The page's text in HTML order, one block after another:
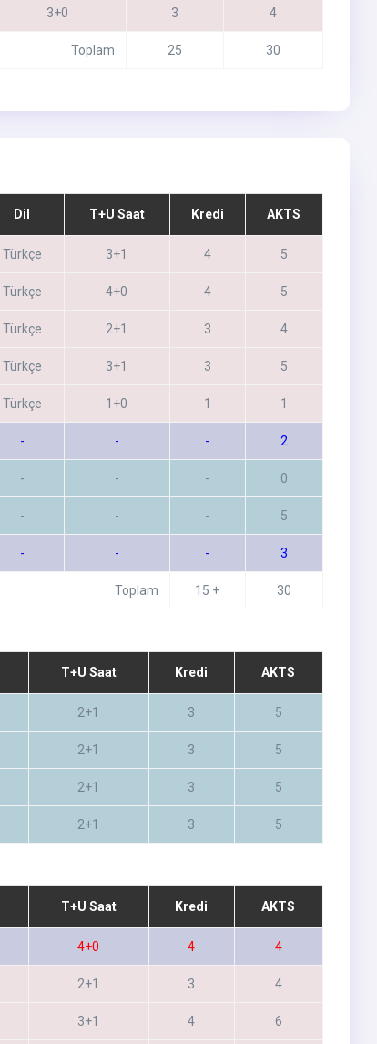
3+0 3 4
Toplam 25 30
Dil T+U Saat Kredi AKTS
Türkçe 3+1 4 5
Türkçe 4+0 4 5
Türkçe 2+1 3 4
Türkçe 3+1 3 5
Türkçe 1+0 1 1
- - - 2
- - - 0
- - - 5
- - - 3
Toplam 15 + 30
T+U Saat Kredi AKTS
2+1 3 5
2+1 3 5
2+1 3 5
2+1 3 5
T+U Saat Kredi AKTS
4+0 4 4
2+1 3 4
3+1 4 6